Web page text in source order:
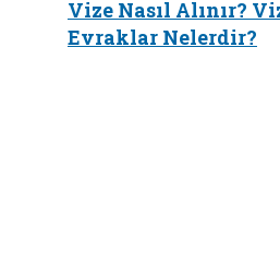
Vize Nasıl Alınır?
Evraklar Nelerdir?